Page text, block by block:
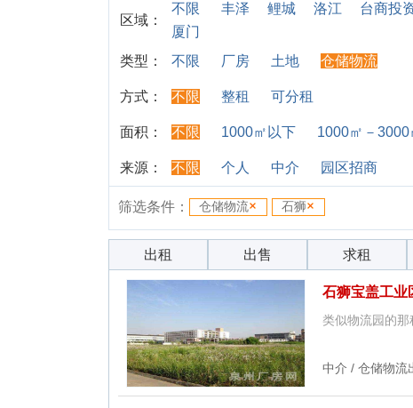
区域：
不限 丰泽 鲤城 洛江 台商投
厦门
类型：
不限 厂房 土地 仓储物流
方式： 不限 整租 可分租
面积： 不限 1000㎡以下 1000㎡－3000
来源： 不限 个人 中介 园区招商
筛选条件： 仓储物流 石狮
出租 出售 求租
石狮宝盖工业
类似物流园的
中介 / 仓储物